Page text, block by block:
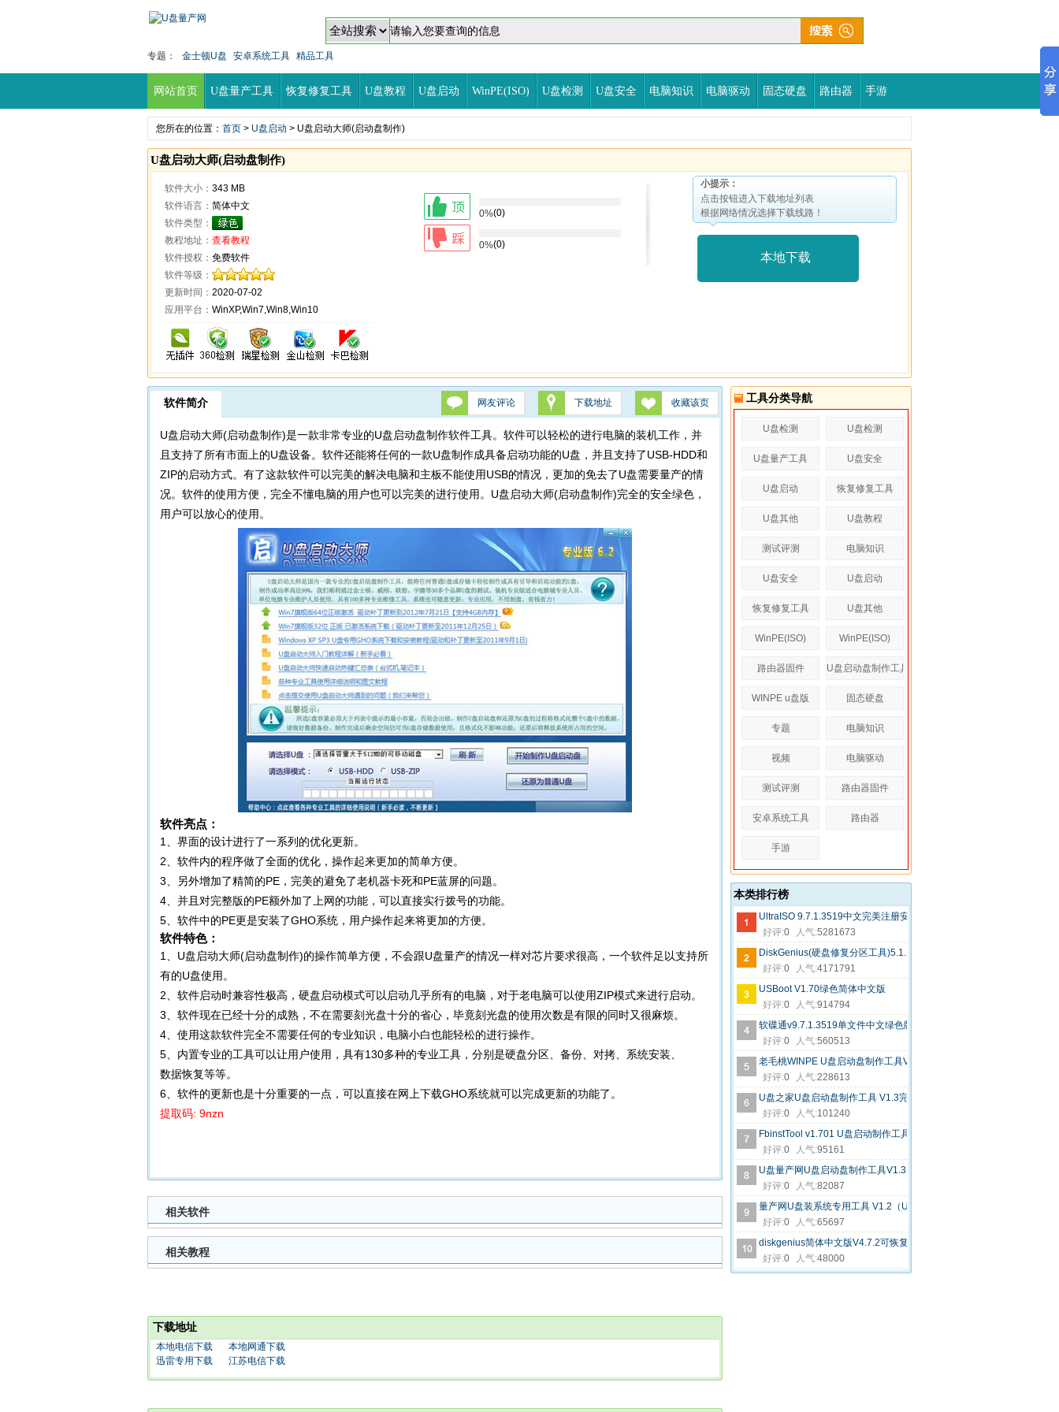
专题： 金士顿U盘 安卓系统工具 精品工具
网站首页 U盘量产工具 恢复修复工具 U盘教程 U盘启动 WinPE(ISO) U盘检测 U盘安全 电脑知识 电脑驱动 固态硬盘 路由器 手游
您所在的位置： 首页 > U盘启动 > U盘启动大师(启动盘制作)
U盘启动大师(启动盘制作)
软件大小： 343 MB
软件语言： 简体中文
软件类型：
教程地址： 查看教程
软件授权： 免费软件
软件等级：
更新时间： 2020-07-02
应用平台： WinXP,Win7,Win8,Win10
0%(0)
0%(0)
小提示：
点击按钮进入下载地址列表
根据网络情况选择下载线路！
本地下载
软件简介 网友评论 下载地址 收藏该页
U盘启动大师(启动盘制作)是一款非常专业的U盘启动盘制作软件工具。软件可以轻松的进行电脑的装机工作，并
且支持了所有市面上的U盘设备。软件还能将任何的一款U盘制作成具备启动功能的U盘，并且支持了USB-HDD和
ZIP的启动方式。有了这款软件可以完美的解决电脑和主板不能使用USB的情况，更加的免去了U盘需要量产的情
况。软件的使用方便，完全不懂电脑的用户也可以完美的进行使用。U盘启动大师(启动盘制作)完全的安全绿色，
用户可以放心的使用。
软件亮点：
1、界面的设计进行了一系列的优化更新。
2、软件内的程序做了全面的优化，操作起来更加的简单方便。
3、另外增加了精简的PE，完美的避免了老机器卡死和PE蓝屏的问题。
4、并且对完整版的PE额外加了上网的功能，可以直接实行拨号的功能。
5、软件中的PE更是安装了GHO系统，用户操作起来将更加的方便。
软件特色：
1、U盘启动大师(启动盘制作)的操作简单方便，不会跟U盘量产的情况一样对芯片要求很高，一个软件足以支持所
有的U盘使用。
2、软件启动时兼容性极高，硬盘启动模式可以启动几乎所有的电脑，对于老电脑可以使用ZIP模式来进行启动。
3、软件现在已经十分的成熟，不在需要刻光盘十分的省心，毕竟刻光盘的使用次数是有限的同时又很麻烦。
4、使用这款软件完全不需要任何的专业知识，电脑小白也能轻松的进行操作。
5、内置专业的工具可以让用户使用，具有130多种的专业工具，分别是硬盘分区、备份、对拷、系统安装、
数据恢复等等。
6、软件的更新也是十分重要的一点，可以直接在网上下载GHO系统就可以完成更新的功能了。
提取码: 9nzn
相关软件
相关教程
下载地址
本地电信下载
本地网通下载
迅雷专用下载
江苏电信下载
工具分类导航
U盘检测 U盘检测
U盘量产工具 U盘安全
U盘启动 恢复修复工具
U盘其他 U盘教程
测试评测 电脑知识
U盘安全 U盘启动
恢复修复工具 U盘其他
WinPE(ISO) WinPE(ISO)
路由器固件 U盘启动盘制作工具
WINPE u盘版 固态硬盘
专题 电脑知识
视频 电脑驱动
测试评测 路由器固件
安卓系统工具 路由器
手游
本类排行榜
UltraISO 9.7.1.3519中文完美注册安装版
好评:0 人气:5281673
DiskGenius(硬盘修复分区工具)5.1.1.696绿色专业版破解(32+64位)
好评:0 人气:4171791
USBoot V1.70绿色简体中文版
好评:0 人气:914794
软碟通v9.7.1.3519单文件中文绿色版（32+64位）
好评:0 人气:560513
老毛桃WINPE U盘启动盘制作工具V2013(UD+ISO超级版)
好评:0 人气:228613
U盘之家U盘启动盘制作工具 V1.3完全版
好评:0 人气:101240
FbinstTool v1.701 U盘启动制作工具免费版
好评:0 人气:95161
U盘量产网U盘启动盘制作工具V1.3 迷你版（U盘装系统专用内含
好评:0 人气:82087
量产网U盘装系统专用工具 V1.2（U盘之家启动制作工具 USB-HDD/ZIP
好评:0 人气:65697
diskgenius简体中文版V4.7.2可恢复大数据绿色注册专业版
好评:0 人气:48000